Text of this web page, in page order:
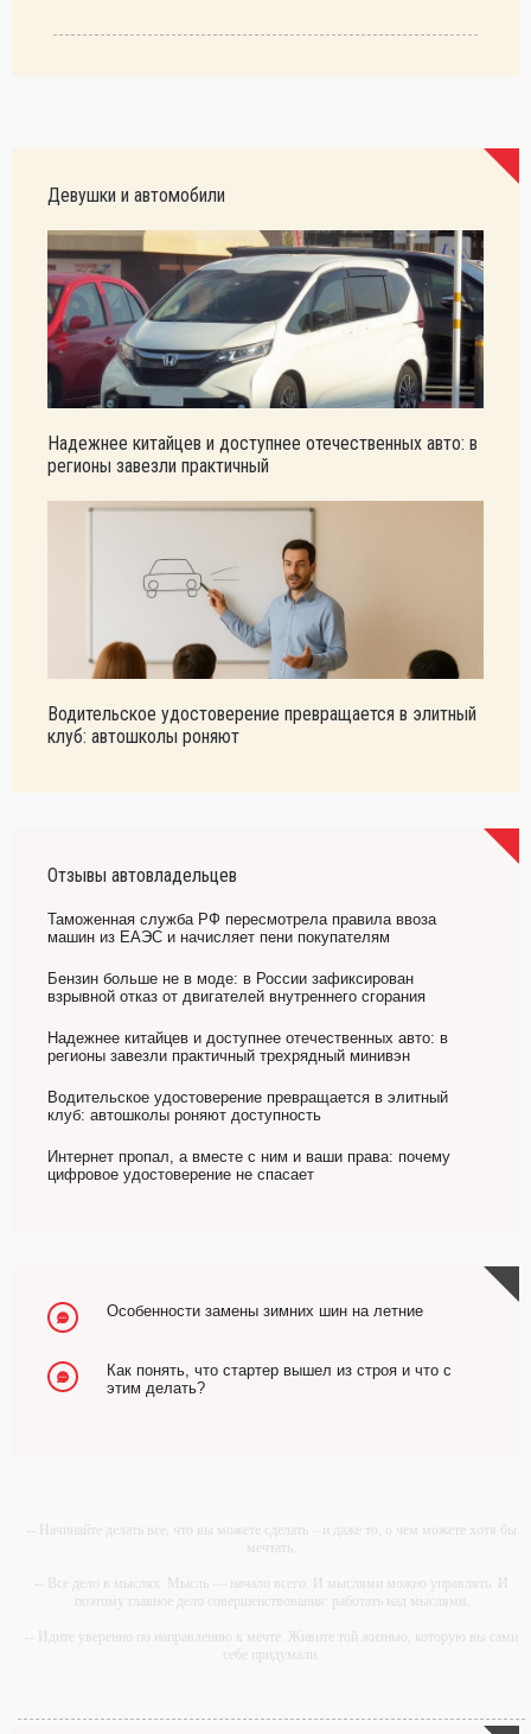
Девушки и автомобили
Надежнее китайцев и доступнее отечественных авто: в
регионы завезли практичный
Водительское удостоверение превращается в элитный
клуб: автошколы роняют
Отзывы автовладельцев
Таможенная служба РФ пересмотрела правила ввоза
машин из ЕАЭС и начисляет пени покупателям
Бензин больше не в моде: в России зафиксирован
взрывной отказ от двигателей внутреннего сгорания
Надежнее китайцев и доступнее отечественных авто: в
регионы завезли практичный трехрядный минивэн
Водительское удостоверение превращается в элитный
клуб: автошколы роняют доступность
Интернет пропал, а вместе с ним и ваши права: почему
цифровое удостоверение не спасает
Особенности замены зимних шин на летние
Как понять, что стартер вышел из строя и что с
этим делать?
-- Начинайте делать все, что вы можете сделать – и даже то, о чем можете хотя бы
мечтать.
-- Все дело в мыслях. Мысль — начало всего. И мыслями можно управлять. И
поэтому главное дело совершенствования: работать над мыслями.
-- Идите уверенно по направлению к мечте. Живите той жизнью, которую вы сами
себе придумали.